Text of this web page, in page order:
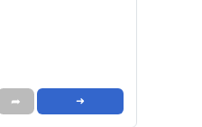
➦ ➜